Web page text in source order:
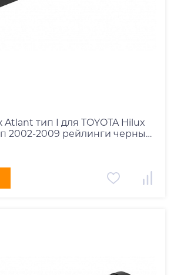
тип I для TOYOTA Hilux
2002-2009 рейлинги черные